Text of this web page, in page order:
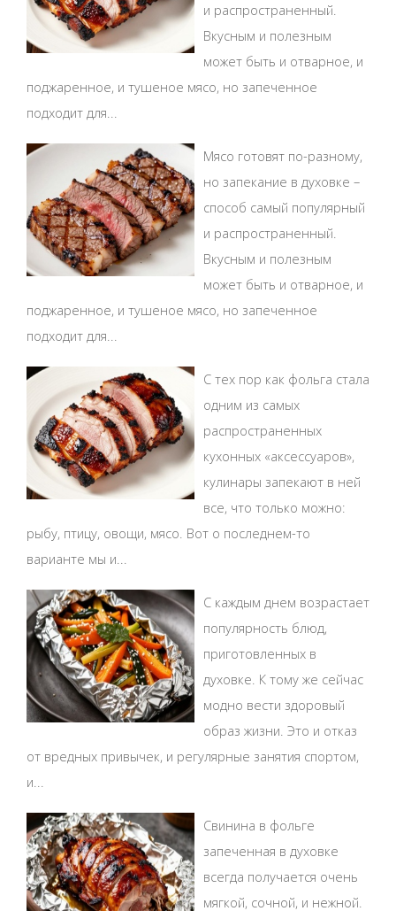
и распространенный.
Вкусным и полезным
может быть и отварное, и
поджаренное, и тушеное мясо, но запеченное
подходит для...
Мясо готовят по-разному,
но запекание в духовке –
способ самый популярный
и распространенный.
Вкусным и полезным
может быть и отварное, и
поджаренное, и тушеное мясо, но запеченное
подходит для...
С тех пор как фольга стала
одним из самых
распространенных
кухонных «аксессуаров»,
кулинары запекают в ней
все, что только можно:
рыбу, птицу, овощи, мясо. Вот о последнем-то
варианте мы и...
С каждым днем возрастает
популярность блюд,
приготовленных в
духовке. К тому же сейчас
модно вести здоровый
образ жизни. Это и отказ
от вредных привычек, и регулярные занятия спортом,
и...
Свинина в фольге
запеченная в духовке
всегда получается очень
мягкой, сочной, и нежной.